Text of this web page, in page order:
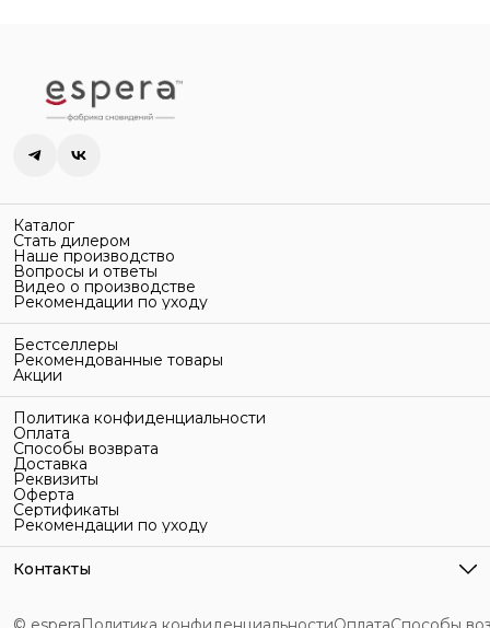
Каталог
Стать дилером
Наше производство
Вопросы и ответы
Видео о производстве
Рекомендации по уходу
Бестселлеры
Рекомендованные товары
Акции
Политика конфиденциальности
Оплата
Способы возврата
Доставка
Реквизиты
Оферта
Сертификаты
Рекомендации по уходу
Контакты